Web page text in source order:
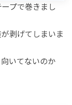
プで巻きまし
剥げてしまいま
いてないのか